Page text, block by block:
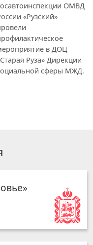
ОМВД
«Рузский»
в ДОЦ
Руза» Дирекции
сферы МЖД.